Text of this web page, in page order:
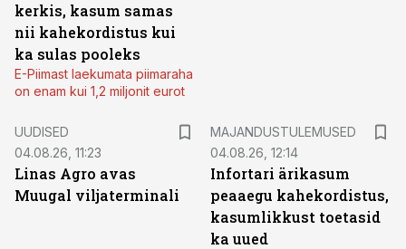
kerkis, kasum samas
nii kahekordistus kui
ka sulas pooleks
E-Piimast laekumata piimaraha
on enam kui 1,2 miljonit eurot
UUDISED
04.08.26, 11:23
Linas Agro avas
Muugal viljaterminali
MAJANDUSTULEMUSED
04.08.26, 12:14
Infortari ärikasum
peaaegu kahekordistus,
kasumlikkust toetasid
ka uued